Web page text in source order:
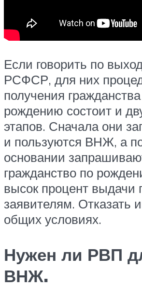
Если говорить по
РСФСР, для них
получения
рождению состоит и
этапов. Сначала они
и пользуются ВНЖ, а
основании
гражданство по
высок процент выдачи
заявителям. Отказать
общих условиях.
Нужен ли РВП
ВНЖ.